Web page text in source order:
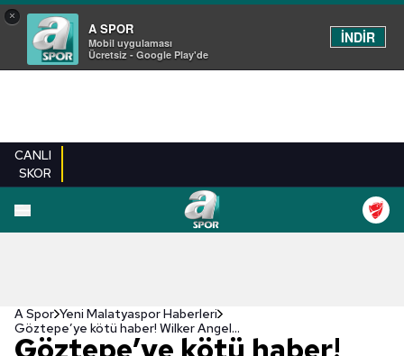
×
A SPOR
Mobil uygulaması
Ücretsiz - Google Play'de
İNDİR
CANLI
SKOR
A Spor Yeni Malatyaspor Haberleri
Göztepe’ye kötü haber! Wilker Angel...